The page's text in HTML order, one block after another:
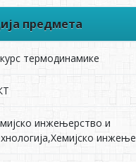
предмета
термодинамике
инжењерство и